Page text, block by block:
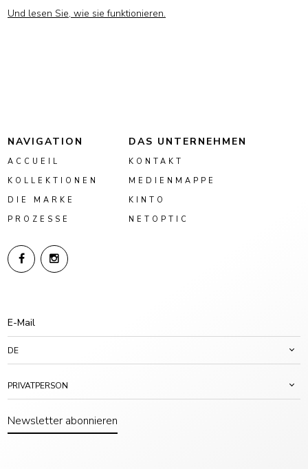
Und lesen Sie, wie sie funktionieren.
NAVIGATION
ACCUEIL
KOLLEKTIONEN
DIE MARKE
PROZESSE
DAS UNTERNEHMEN
KONTAKT
MEDIENMAPPE
KINTO
NETOPTIC
DE
PRIVATPERSON
Newsletter abonnieren